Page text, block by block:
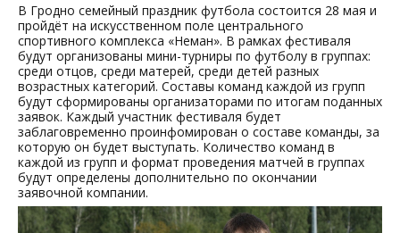
В Гродно семейный праздник футбола состоится 28 мая и
пройдёт на искусственном поле центрального
спортивного комплекса «Неман». В рамках фестиваля
будут организованы мини-турниры по футболу в группах:
среди отцов, среди матерей, среди детей разных
возрастных категорий. Составы команд каждой из групп
будут сформированы организаторами по итогам поданных
заявок. Каждый участник фестиваля будет
заблаговременно проинфомирован о составе команды, за
которую он будет выступать. Количество команд в
каждой из групп и формат проведения матчей в группах
будут определены дополнительно по окончании
заявочной компании.